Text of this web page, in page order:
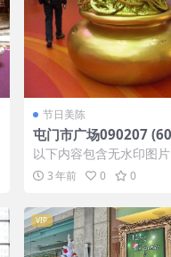
节日美陈
屯门市广场090207
以下内容包含无水印图
，开通会员无障碍浏览
员 3 年前 0 0
VIP